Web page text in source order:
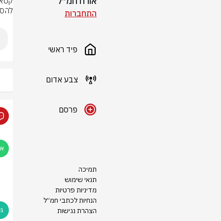
התחברות
פיד ראשי
צבע אדום
פרסם
תמיכה
תנאי שימוש
מדיניות פרטיות
הנחיות לכתבי חמ״ל
הצהרת נגישות